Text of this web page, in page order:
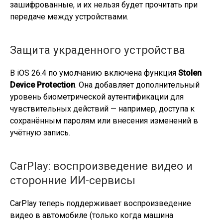
зашифрованные, и их нельзя будет прочитать при
передаче между устройствами.
Защита украденного устройства
В iOS 26.4 по умолчанию включена функция Stolen
Device Protection. Она добавляет дополнительный
уровень биометрической аутентификации для
чувствительных действий — например, доступа к
сохранённым паролям или внесения изменений в
учётную запись.
CarPlay: воспроизведение видео и
сторонние ИИ-сервисы
CarPlay теперь поддерживает воспроизведение
видео в автомобиле (только когда машина